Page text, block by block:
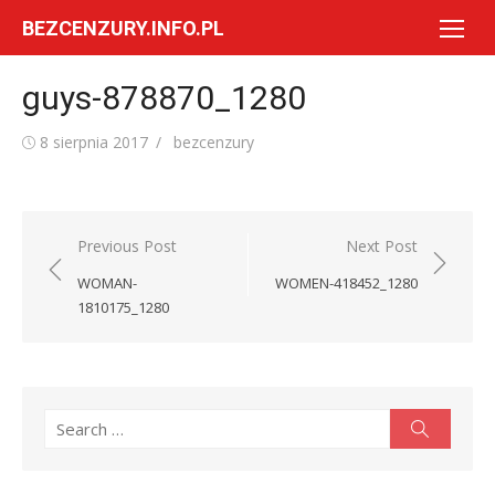
BEZCENZURY.INFO.PL
guys-878870_1280
Posted
8 sierpnia 2017 Author
bezcenzury
Nawigacja
wpisu
Previous Post
WOMAN-
1810175_1280
Next Post
WOMEN-418452_1280
Search